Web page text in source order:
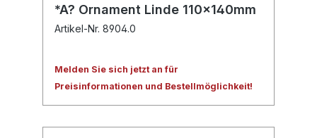
*A? Ornament Linde 110x140mm
Artikel-Nr. 8904.0
Melden Sie sich jetzt an für
Preisinformationen und Bestellmöglichkeit!